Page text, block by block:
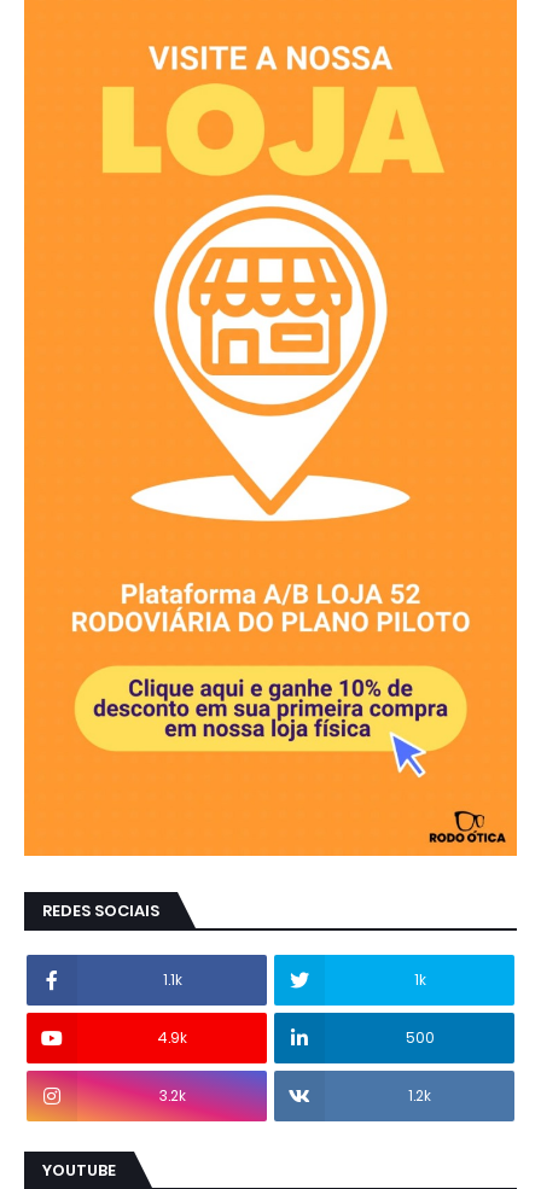
REDES SOCIAIS
1.1k 1k
4.9k 500
3.2k 1.2k
YOUTUBE